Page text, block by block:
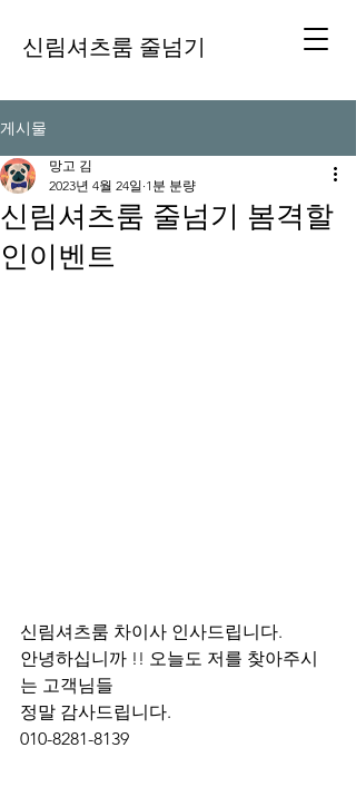
신림셔츠룸 줄넘기
게시물
신림셔츠룸 줄넘기 봄격할
인이벤트
망고 김
2023년 4월 24일 1분 분량
신림셔츠룸 차이사 인사드립니다.
안녕하십니까 !! 오늘도 저를 찾아주시
는 고객님들
정말 감사드립니다.
010-8281-8139